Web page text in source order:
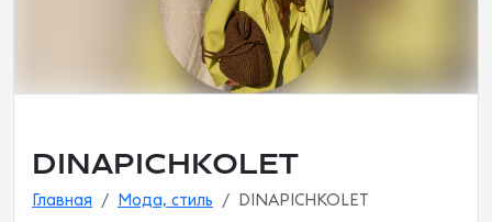
DINAPICHKOLET
Главная Мода, стиль DINAPICHKOLET